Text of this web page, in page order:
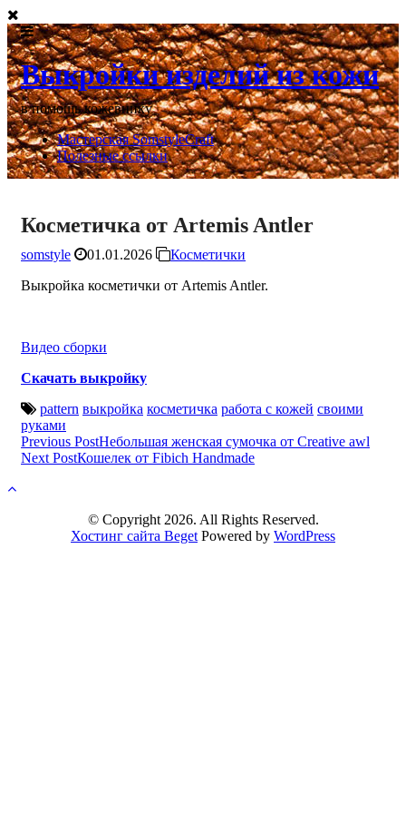
Выкройки изделий из кожи
в помощь кожевнику
Мастерская SomstyleCraft
Полезные ссылки
Косметичка от Artemis Antler
somstyle 01.01.2026
Косметички
Выкройка косметички от Artemis Antler.
Видео сборки
Скачать выкройку
pattern выкройка косметичка работа с кожей своими
руками
Post
navigation
Previous PostНебольшая женская сумочка от Creative awl
Next PostКошелек от Fibich Handmade
© Copyright 2026. All Rights Reserved.
Хостинг сайта Beget Powered by WordPress